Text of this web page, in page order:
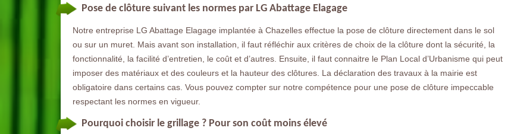
Pose de clôture suivant les normes par LG Abattage Elagage
Notre entreprise LG Abattage Elagage implantée à Chazelles effectue la pose de clôture directement dans le sol
ou sur un muret. Mais avant son installation, il faut réfléchir aux critères de choix de la clôture dont la sécurité, la
fonctionnalité, la facilité d’entretien, le coût et d’autres. Ensuite, il faut connaitre le Plan Local d’Urbanisme qui peut
imposer des matériaux et des couleurs et la hauteur des clôtures. La déclaration des travaux à la mairie est
obligatoire dans certains cas. Vous pouvez compter sur notre compétence pour une pose de clôture impeccable
respectant les normes en vigueur.
Pourquoi choisir le grillage ? Pour son coût moins élevé